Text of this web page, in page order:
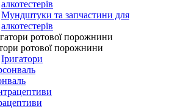
Мундштуки та запчастини для
алкотестерів
ротової порожнини
Іригатори